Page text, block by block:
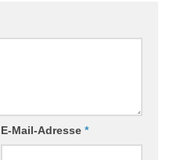
E-Mail-Adresse *